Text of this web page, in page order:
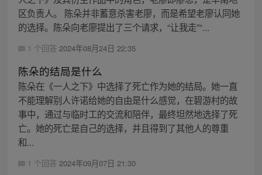
区负责人。 陈朵并非蓄意杀害老廖，而是希望老廖认同她
的选择。陈朵向老廖提出了三个请求，“让我走”“...
1 个回答 2024年08月24日 22:35
陈朵的结局是什么
陈朵在《一人之下》中选择了死亡作为她的结局。她一直
不能理解别人许诺给她的自由是什么感觉，在碧游村的故
事中，通过与临时工的交流和陪伴，最终坦然地选择了死
亡。她的死亡是自己的选择，并且得到了其他人的尊重
和...
1 个回答 2024年09月07日 21:30